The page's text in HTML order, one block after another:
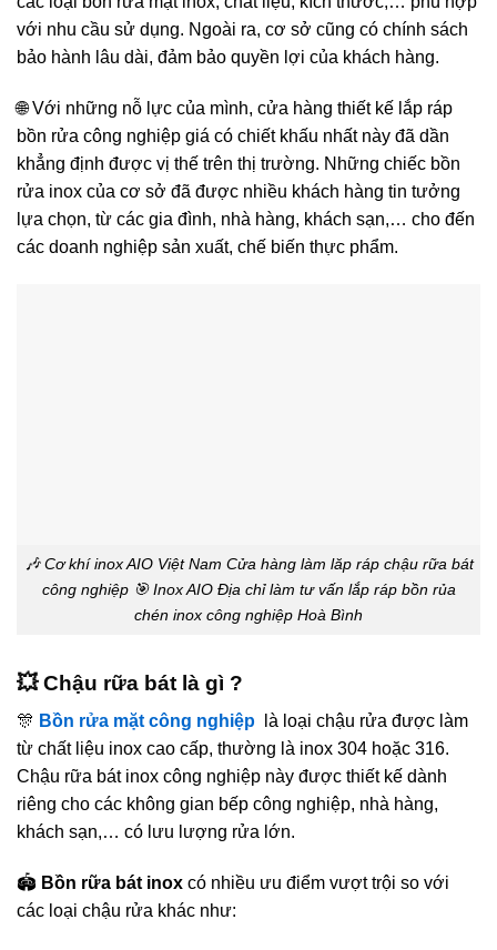
với nhu cầu sử dụng. Ngoài ra, cơ sở cũng có chính sách
bảo hành lâu dài, đảm bảo quyền lợi của khách hàng.
🌐 Với những nỗ lực của mình, cửa hàng thiết kế lắp ráp
bồn rửa công nghiệp giá có chiết khấu nhất này đã dần
khẳng định được vị thế trên thị trường. Những chiếc bồn
rửa inox của cơ sở đã được nhiều khách hàng tin tưởng
lựa chọn, từ các gia đình, nhà hàng, khách sạn,… cho đến
các doanh nghiệp sản xuất, chế biến thực phẩm.
🎶 Cơ khí inox AIO Việt Nam Cửa hàng làm lăp ráp chậu rữa bát
công nghiệp 🎯 Inox AIO Địa chỉ làm tư vấn lắp ráp bồn rủa
chén inox công nghiệp Hoà Bình
💥 Chậu rữa bát là gì ?
🎊 Bồn rửa mặt công nghiệp là loại chậu rửa được làm
từ chất liệu inox cao cấp, thường là inox 304 hoặc 316.
Chậu rữa bát inox công nghiệp này được thiết kế dành
riêng cho các không gian bếp công nghiệp, nhà hàng,
khách sạn,… có lưu lượng rửa lớn.
🏟️ Bồn rữa bát inox có nhiều ưu điểm vượt trội so với
các loại chậu rửa khác như: